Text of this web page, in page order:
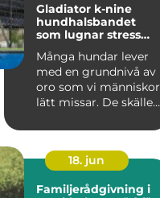
Gladiator k-nine
hundhalsbandet
som lugnar stress
Många hundar lever
med en grundnivå av
oro som vi människor
lätt missar. De skäller
18. jun
Familjerådgivning i